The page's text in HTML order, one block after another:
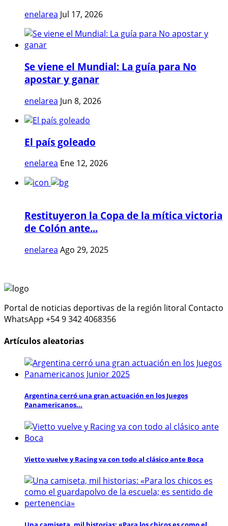
enelarea Jul 17, 2026
Se viene el Mundial: La guía para No
apostar y ganar
enelarea Jun 8, 2026
El país goleado
enelarea Ene 12, 2026
Restituyeron la Copa de la mítica victoria
de Colón ante...
enelarea Ago 29, 2025
Portal de noticias deportivas de la región litoral Contacto
WhatsApp +54 9 342 4068356
Artículos aleatorias
Argentina cerró una gran actuación en los Juegos
Panamericanos...
Vietto vuelve y Racing va con todo al clásico ante Boca